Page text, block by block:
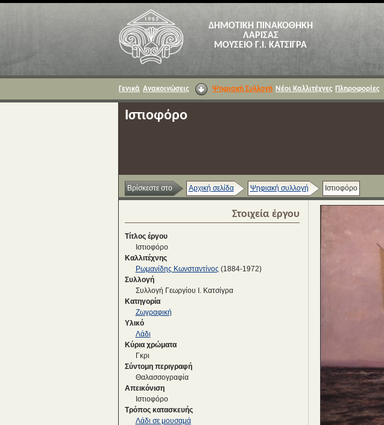
ΔΗΜΟΤΙΚΗ ΠΙΝΑΚΟΘΗΚΗ
ΛΑΡΙΣΑΣ
ΜΟΥΣΕΙΟ Γ.Ι. ΚΑΤΣΙΓΡΑ
Γενικά Ανακοινώσεις Ψηφιακή Συλλογή Νέοι Καλλιτέχνες Πληροφορίες
Ιστιοφόρο
Βρίσκεστε στο Αρχική σελίδα Ψηφιακή συλλογή Ιστιοφόρο
Στοιχεία έργου
Τίτλος έργου
Ιστιοφόρο
Καλλιτέχνης
Ρωμανίδης Κωνσταντίνος (1884-1972)
Συλλογή
Συλλογή Γεωργίου Ι. Κατσίγρα
Κατηγορία
Ζωγραφική
Υλικό
Λάδι
Κύρια χρώματα
Γκρι
Σύντομη περιγραφή
Θαλασσογραφία
Απεικόνιση
Ιστιοφόρο
Τρόπος κατασκευής
Λάδι σε μουσαμά